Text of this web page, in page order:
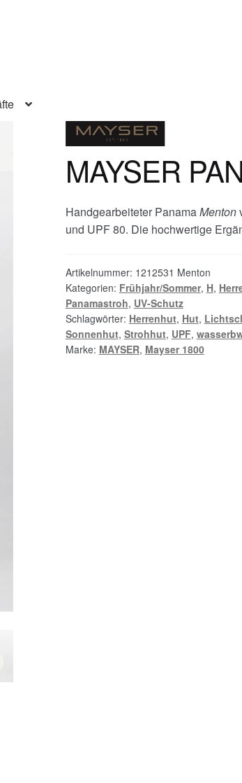
MAYSER
Handgearbeiteter PanamaMenton
und UPF 80. Die hochwertige
Artikelnummer: 1212531 Menton
Kategorien: Frühjahr/Sommer, H,
Panamastroh, UV-Schutz
Schlagwörter: Herrenhut, Hut,
Sonnenhut, Strohhut, UPF,
Marke: MAYSER, Mayser 1800